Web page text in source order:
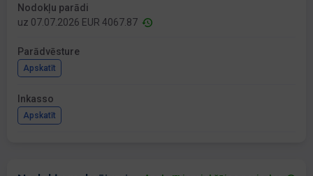
Nodokļu parādi
uz 07.07.2026 EUR 4067.87
Parādvēsture
Apskatīt
Inkasso
Apskatīt